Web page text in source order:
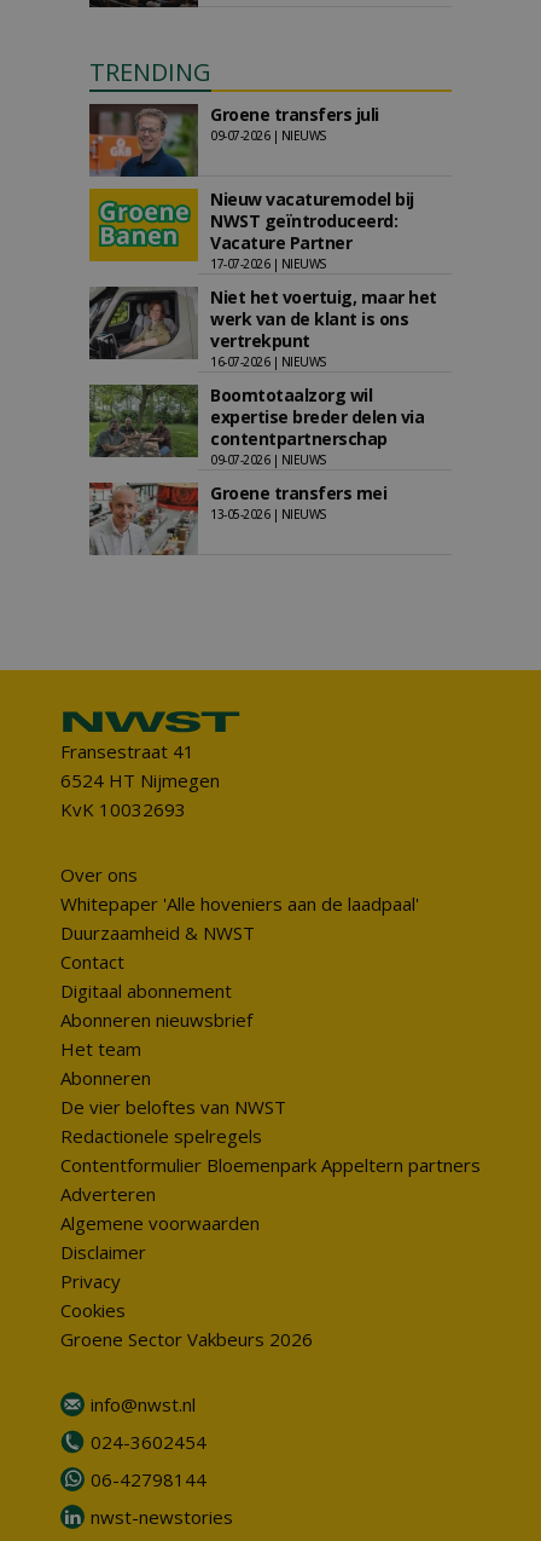
TRENDING
Groene transfers juli
09-07-2026 | NIEUWS
Nieuw vacaturemodel bij
NWST geïntroduceerd:
Vacature Partner
17-07-2026 | NIEUWS
Niet het voertuig, maar het
werk van de klant is ons
vertrekpunt
16-07-2026 | NIEUWS
Boomtotaalzorg wil
expertise breder delen via
contentpartnerschap
09-07-2026 | NIEUWS
Groene transfers mei
13-05-2026 | NIEUWS
Fransestraat 41
6524 HT Nijmegen
KvK 10032693
Over ons
Whitepaper 'Alle hoveniers aan de laadpaal'
Duurzaamheid & NWST
Contact
Digitaal abonnement
Abonneren nieuwsbrief
Het team
Abonneren
De vier beloftes van NWST
Redactionele spelregels
Contentformulier Bloemenpark Appeltern partners
Adverteren
Algemene voorwaarden
Disclaimer
Privacy
Cookies
Groene Sector Vakbeurs 2026
info@nwst.nl
024-3602454
06-42798144
nwst-newstories